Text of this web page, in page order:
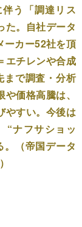
う「調達リス
た。自社データ
ーカー52社を頂
エチレンや合成
まで調査・分析
価格高騰は、
やすい。今後は
“ナフサショッ
。（帝国データ